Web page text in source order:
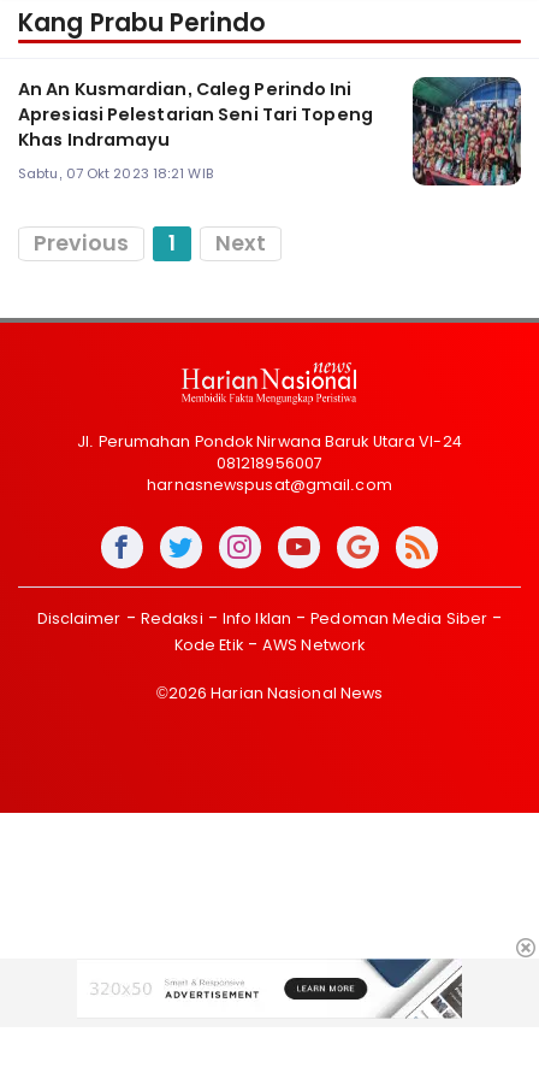
Kang Prabu Perindo
An An Kusmardian, Caleg Perindo Ini
Apresiasi Pelestarian Seni Tari Topeng
Khas Indramayu
Sabtu, 07 Okt 2023 18:21 WIB
Previous 1 Next
Jl. Perumahan Pondok Nirwana Baruk Utara VI-24
081218956007
harnasnewspusat@gmail.com
Disclaimer Redaksi Info Iklan
Pedoman Media Siber
Kode Etik
AWS Network
©2026 Harian Nasional News